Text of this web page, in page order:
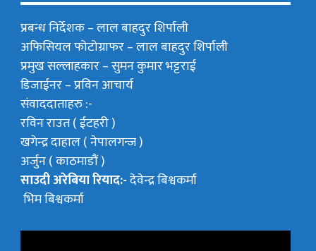
प्रबन्ध निर्देशक –लाल बाहदुर शिर्पाली
अफिसियल फोटोग्राफर –लाल बाहदुर शिर्पाली
प्रमुख सल्लाहकार –सुमन कुमार भट्टराई
डिजाईनर – प्रविन आचार्य
संवाददाताहरु :-
रविन राउत ( ईटहरी )
खगेन्द्र दाहाल ( नेपालगन्ज )
अर्जुन ( काठमाडौं )
साउदी अरेबिया रियाद:-देवेन्द्र बिश्वकर्मा
भिम बिश्वकर्मा